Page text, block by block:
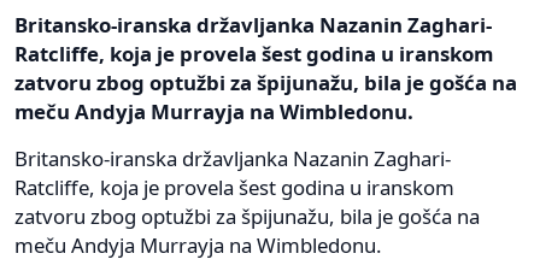
Britansko-iranska državljanka Nazanin Zaghari-
Ratcliffe, koja je provela šest godina u iranskom
zatvoru zbog optužbi za špijunažu, bila je gošća na
meču Andyja Murrayja na Wimbledonu.
Britansko-iranska državljanka Nazanin Zaghari-
Ratcliffe, koja je provela šest godina u iranskom
zatvoru zbog optužbi za špijunažu, bila je gošća na
meču Andyja Murrayja na Wimbledonu.